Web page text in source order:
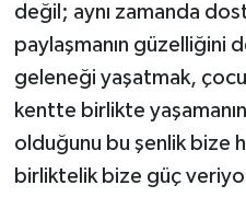
değil; aynı zamanda
paylaşmanın güzelliğini
geleneği yaşatmak,
kentte birlikte
olduğunu bu şenlik bize
birliktelik bize güç